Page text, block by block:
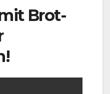
Brot-